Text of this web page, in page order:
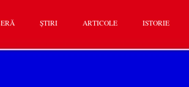
ȘTIRI ARTICOLE ISTORIE